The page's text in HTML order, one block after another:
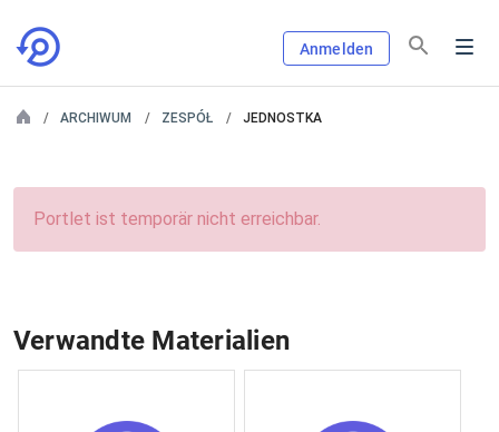
Anmelden
ARCHIWUM ZESPÓŁ JEDNOSTKA
Portlet ist temporär nicht erreichbar.
Verwandte Materialien